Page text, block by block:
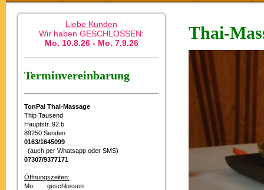
Liebe Kunden
Wir haben GESCHLOSSEN:
Mo. 10.8.26 - Mo. 7.9.26
Terminvereinbarung
TonPai Thai-Massage
Thip Tausend
Hauptstr. 92 b
89250 Senden
0163/1645099
(auch per Whatsapp oder SMS)
07307/9377171
Öffnungszeiten:
Mo. geschlossen
Thai-